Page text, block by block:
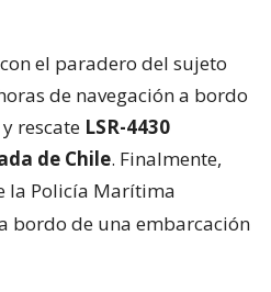
el paradero del sujeto
de navegación a bordo
rescate LSR-4430
de Chile. Finalmente,
la Policía Marítima
bordo de una embarcación